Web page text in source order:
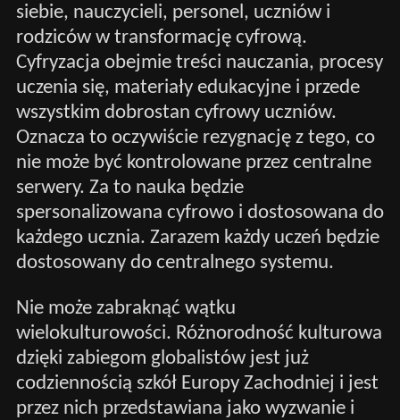
siebie, nauczycieli, personel, uczniów i
rodziców w transformację cyfrową.
Cyfryzacja obejmie treści nauczania, procesy
uczenia się, materiały edukacyjne i przede
wszystkim dobrostan cyfrowy uczniów.
Oznacza to oczywiście rezygnację z tego, co
nie może być kontrolowane przez centralne
serwery. Za to nauka będzie
spersonalizowana cyfrowo i dostosowana do
każdego ucznia. Zarazem każdy uczeń będzie
dostosowany do centralnego systemu.
Nie może zabraknąć wątku
wielokulturowości. Różnorodność kulturowa
dzięki zabiegom globalistów jest już
codziennością szkół Europy Zachodniej i jest
przez nich przedstawiana jako wyzwanie i